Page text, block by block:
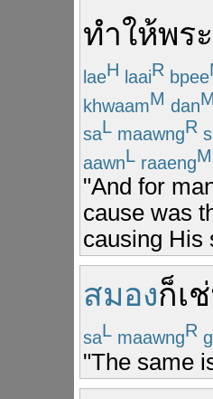
ทำให้พร
laeH laaiR bpee
khwaamM dan
saL maawngR
aawnL raaengM
"And for
cause was
causing His
สมองก็เ
saL maawngR
"The same